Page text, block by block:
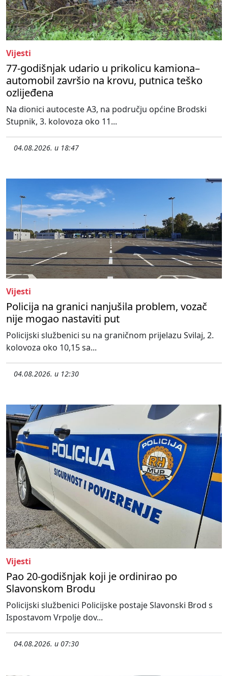
Vijesti
77-godišnjak udario u prikolicu kamiona–
automobil završio na krovu, putnica teško
ozlijeđena
Na dionici autoceste A3, na području općine Brodski
Stupnik, 3. kolovoza oko 11...
04.08.2026. u 18:47
Vijesti
Policija na granici nanjušila problem, vozač
nije mogao nastaviti put
Policijski službenici su na graničnom prijelazu Svilaj, 2.
kolovoza oko 10,15 sa...
04.08.2026. u 12:30
Vijesti
Pao 20-godišnjak koji je ordinirao po
Slavonskom Brodu
Policijski službenici Policijske postaje Slavonski Brod s
Ispostavom Vrpolje dov...
04.08.2026. u 07:30